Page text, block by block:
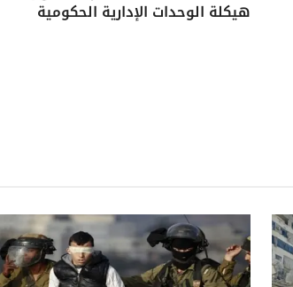
هيكلة الوحدات الإدارية الحكومية